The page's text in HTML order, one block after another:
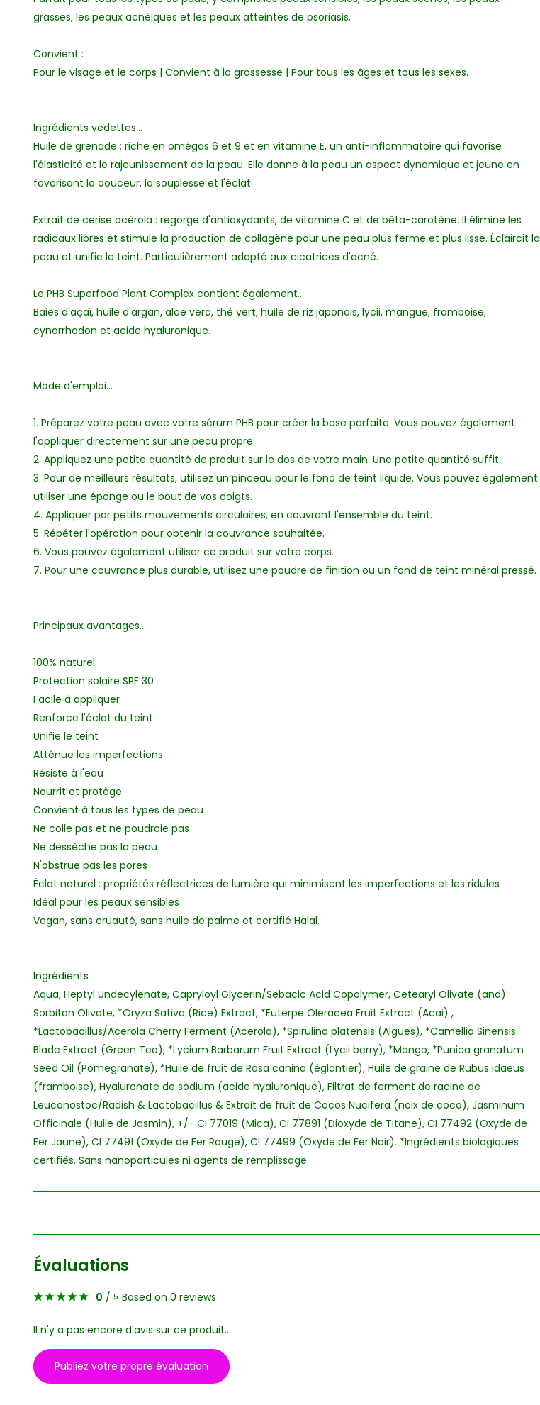
grasses, les peaux acnéiques et les peaux atteintes de psoriasis.
Convient :
Pour le visage et le corps | Convient à la grossesse | Pour tous les âges et tous les sexes.
Ingrédients vedettes...
Huile de grenade : riche en omégas 6 et 9 et en vitamine E, un anti-inflammatoire qui favorise
l'élasticité et le rajeunissement de la peau. Elle donne à la peau un aspect dynamique et jeune en
favorisant la douceur, la souplesse et l'éclat.
Extrait de cerise acérola : regorge d'antioxydants, de vitamine C et de bêta-carotène. Il élimine les
radicaux libres et stimule la production de collagène pour une peau plus ferme et plus lisse. Éclaircit la
peau et unifie le teint. Particulièrement adapté aux cicatrices d'acné.
Le PHB Superfood Plant Complex contient également...
Baies d'açaï, huile d'argan, aloe vera, thé vert, huile de riz japonais, lycii, mangue, framboise,
cynorrhodon et acide hyaluronique.
Mode d'emploi...
1. Préparez votre peau avec votre sérum PHB pour créer la base parfaite. Vous pouvez également
l'appliquer directement sur une peau propre.
2. Appliquez une petite quantité de produit sur le dos de votre main. Une petite quantité suffit.
3. Pour de meilleurs résultats, utilisez un pinceau pour le fond de teint liquide. Vous pouvez également
utiliser une éponge ou le bout de vos doigts.
4. Appliquer par petits mouvements circulaires, en couvrant l'ensemble du teint.
5. Répéter l'opération pour obtenir la couvrance souhaitée.
6. Vous pouvez également utiliser ce produit sur votre corps.
7. Pour une couvrance plus durable, utilisez une poudre de finition ou un fond de teint minéral pressé.
Principaux avantages...
100% naturel
Protection solaire SPF 30
Facile à appliquer
Renforce l'éclat du teint
Unifie le teint
Atténue les imperfections
Résiste à l'eau
Nourrit et protège
Convient à tous les types de peau
Ne colle pas et ne poudroie pas
Ne dessèche pas la peau
N'obstrue pas les pores
Éclat naturel : propriétés réflectrices de lumière qui minimisent les imperfections et les ridules
Idéal pour les peaux sensibles
Vegan, sans cruauté, sans huile de palme et certifié Halal.
Ingrédients
Aqua, Heptyl Undecylenate, Capryloyl Glycerin/Sebacic Acid Copolymer, Cetearyl Olivate (and)
Sorbitan Olivate, *Oryza Sativa (Rice) Extract, *Euterpe Oleracea Fruit Extract (Acai) ,
*Lactobacillus/Acerola Cherry Ferment (Acerola), *Spirulina platensis (Algues), *Camellia Sinensis
Blade Extract (Green Tea), *Lycium Barbarum Fruit Extract (Lycii berry), *Mango, *Punica granatum
Seed Oil (Pomegranate), *Huile de fruit de Rosa canina (églantier), Huile de graine de Rubus idaeus
(framboise), Hyaluronate de sodium (acide hyaluronique), Filtrat de ferment de racine de
Leuconostoc/Radish & Lactobacillus & Extrait de fruit de Cocos Nucifera (noix de coco), Jasminum
Officinale (Huile de Jasmin), +/- CI 77019 (Mica), CI 77891 (Dioxyde de Titane), CI 77492 (Oxyde de
Fer Jaune), CI 77491 (Oxyde de Fer Rouge), CI 77499 (Oxyde de Fer Noir). *Ingrédients biologiques
certifiés. Sans nanoparticules ni agents de remplissage.
Évaluations
0 / 5 Based on 0 reviews
Il n'y a pas encore d'avis sur ce produit..
Publiez votre propre évaluation